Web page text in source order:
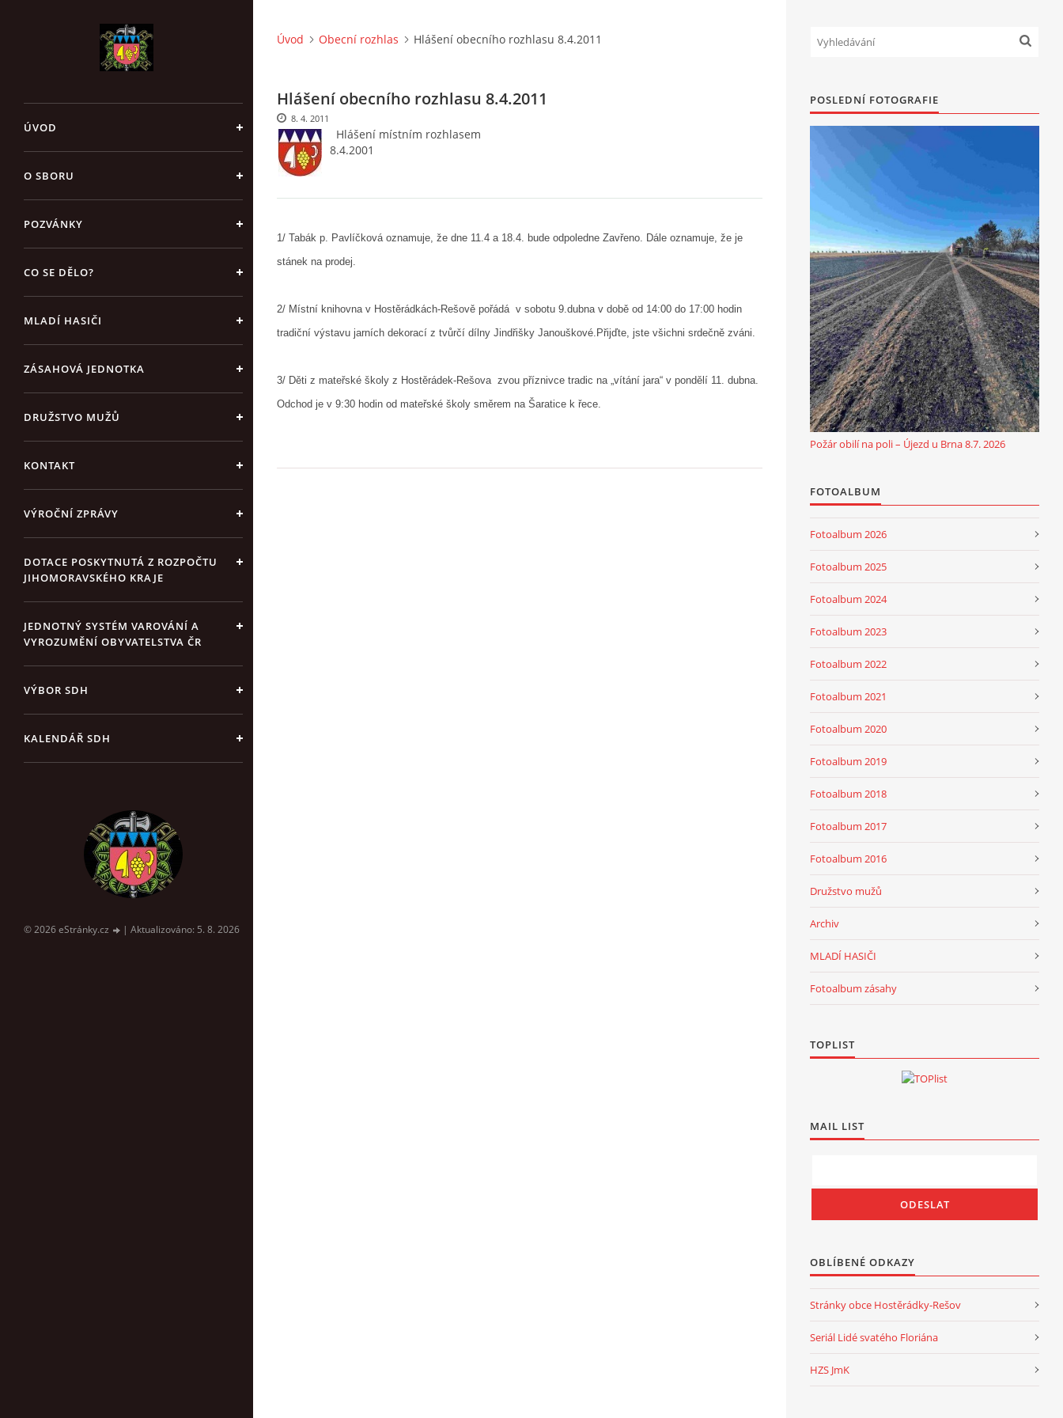
ÚVOD
O SBORU
POZVÁNKY
CO SE DĚLO?
MLADÍ HASIČI
ZÁSAHOVÁ JEDNOTKA
DRUŽSTVO MUŽŮ
KONTAKT
VÝROČNÍ ZPRÁVY
DOTACE POSKYTNUTÁ Z ROZPOČTU
JIHOMORAVSKÉHO KRAJE
JEDNOTNÝ SYSTÉM VAROVÁNÍ A
VYROZUMĚNÍ OBYVATELSTVA ČR
VÝBOR SDH
KALENDÁŘ SDH
© 2026 eStránky.cz | Aktualizováno: 5. 8. 2026
Úvod Obecní rozhlas Hlášení obecního rozhlasu 8.4.2011
Hlášení obecního rozhlasu 8.4.2011
Hlášení místním rozhlasem
8.4.2001
8. 4. 2011
1/ Tabák p. Pavlíčková oznamuje, že dne 11.4 a18.4. bude odpoledne Zavřeno. Dále oznamuje, že je
stánek na prodej.
2/ Místní knihovna v Hostěrádkách-Rešově pořádá v sobotu 9.dubna v době od 14:00 do 17:00 hodin
tradiční výstavu jarních dekorací z tvůrčí dílny Jindřišky Janouškové. Přijďte, jste všichni srdečně zváni.
3/ Děti z mateřské školy z Hostěrádek-Rešova zvou příznivce tradic na „vítání jara“ v pondělí 11. dubna.
Odchod je v 9:30 hodin od mateřské školy směrem na Šaratice k řece.
POSLEDNÍ FOTOGRAFIE
Požár obilí na poli – Újezd u Brna 8.7. 2026
FOTOALBUM
Fotoalbum 2026
Fotoalbum 2025
Fotoalbum 2024
Fotoalbum 2023
Fotoalbum 2022
Fotoalbum 2021
Fotoalbum 2020
Fotoalbum 2019
Fotoalbum 2018
Fotoalbum 2017
Fotoalbum 2016
Družstvo mužů
Archiv
MLADÍ HASIČI
Fotoalbum zásahy
TOPLIST
MAIL LIST
OBLÍBENÉ ODKAZY
Stránky obce Hostěrádky-Rešov
Seriál Lidé svatého Floriána
HZS JmK